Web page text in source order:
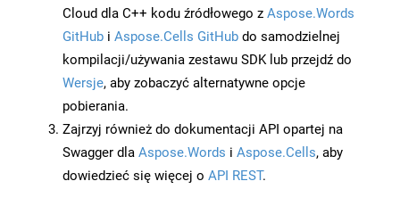
Cloud dla C++ kodu źródłowego z Aspose.Words
GitHub i Aspose.Cells GitHub do samodzielnej
kompilacji/używania zestawu SDK lub przejdź do
Wersje, aby zobaczyć alternatywne opcje
pobierania.
Zajrzyj również do dokumentacji API opartej na
Swagger dla Aspose.Words i Aspose.Cells, aby
dowiedzieć się więcej o API REST.